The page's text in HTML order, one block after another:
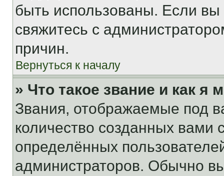
быть использованы. Если
свяжитесь с
причин.
Вернуться к началу
» Что такое звание и как я
Звания, отображаемые под
количество созданных
определённых
администраторов. Обычно